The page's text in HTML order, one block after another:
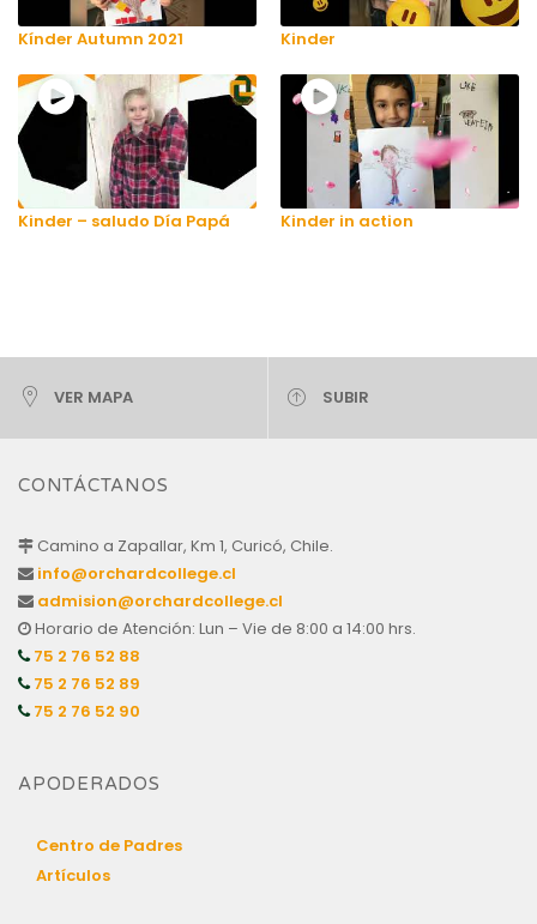
Kínder Autumn 2021 Kinder
Kinder – saludo Día Papá Kinder in action
VER MAPA SUBIR
CONTÁCTANOS
Camino a Zapallar, Km 1, Curicó, Chile.
info@orchardcollege.cl
admision@orchardcollege.cl
Horario de Atención: Lun – Vie de 8:00 a 14:00 hrs.
75 2 76 52 88
75 2 76 52 89
75 2 76 52 90
APODERADOS
Centro de Padres
Artículos